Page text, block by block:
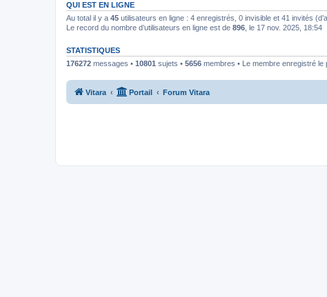
QUI EST EN LIGNE
Au total il y a 45 utilisateurs en ligne : 4 enregistrés, 0 invisible et 41 invités
Le record du nombre d’utilisateurs en ligne est de 896 , le 17 nov. 2025, 18:54
STATISTIQUES
176272 messages • 10801 sujets • 5656 membres • Le membre enregistré le
Vitara Portail Forum Vitara